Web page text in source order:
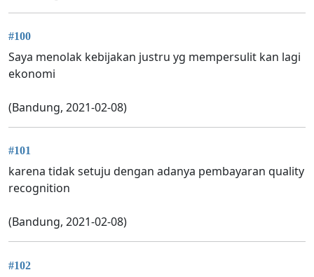
#100
Saya menolak kebijakan justru yg mempersulit kan lagi
ekonomi
(Bandung, 2021-02-08)
#101
karena tidak setuju dengan adanya pembayaran quality
recognition
(Bandung, 2021-02-08)
#102